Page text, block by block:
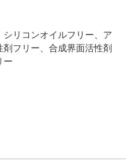
リコンオイルフリー、ア
フリー、合成界面活性剤
ー